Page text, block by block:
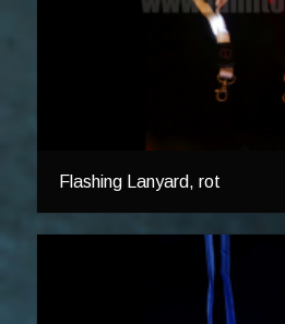
Flashing Lanyard, rot